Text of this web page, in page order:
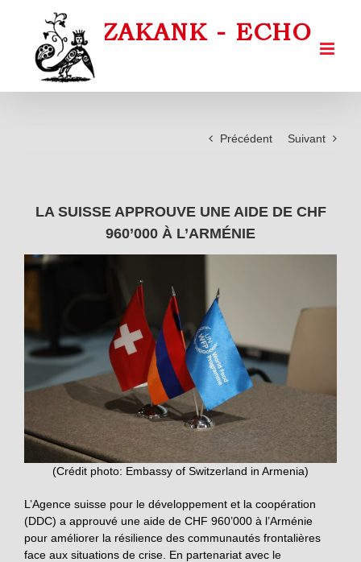
Précédent Suivant
LA SUISSE APPROUVE UNE AIDE DE CHF
960’000 À L’ARMÉNIE
(Crédit photo: Embassy of Switzerland in Armenia)
L’Agence suisse pour le développement et la coopération
(DDC) a approuvé une aide de CHF 960’000 à l’Arménie
pour améliorer la résilience des communautés frontalières
face aux situations de crise. En partenariat avec le